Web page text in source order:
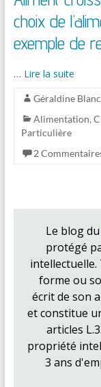
choix de
exemple de
… Lire la suite
Géraldine
Alimentation,
Particulière
2
Le blog du
protégé
intellectuelle.
forme ou
écrit de son
et constitue
articles
propriété
3 ans